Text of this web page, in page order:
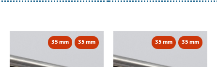
35 mm 35 mm 35 mm 35 mm